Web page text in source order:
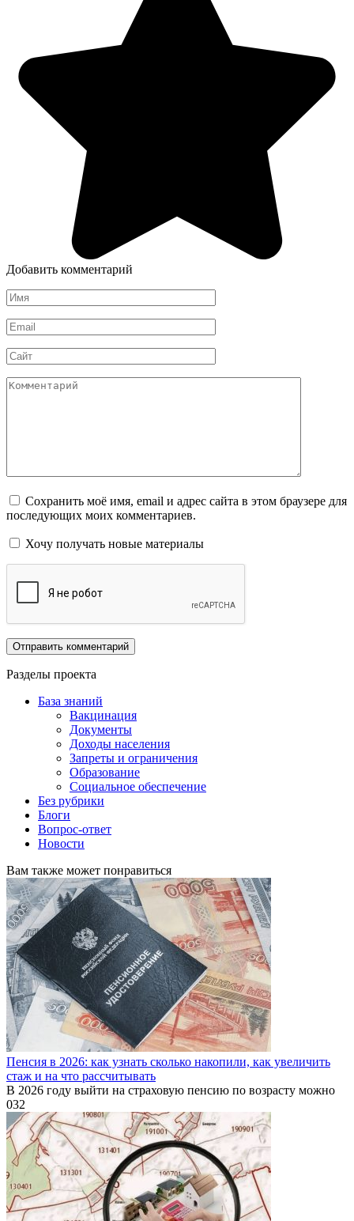
Добавить комментарий
Имя
*
Email
*
Сайт
Комментарий
Сохранить моё имя, email и адрес сайта в этом браузере для
последующих моих комментариев.
Хочу получать новые материалы
Разделы проекта
База знаний
Вакцинация
Документы
Доходы населения
Запреты и ограничения
Образование
Социальное обеспечение
Без рубрики
Блоги
Вопрос-ответ
Новости
Вам также может понравиться
Пенсия в 2026: как узнать сколько накопили, как увеличить
стаж и на что рассчитывать
В 2026 году выйти на страховую пенсию по возрасту можно
032